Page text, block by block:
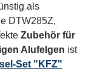
als
DTW285Z,
Zubehör für
Alufelgen ist
Set "KFZ"